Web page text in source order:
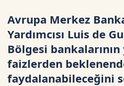
Avrupa Merkez
Yardımcısı Luis de
Bölgesi
faizlerden
faydalanabileceğini